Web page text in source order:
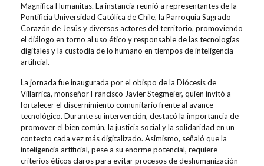
Magnifica Humanitas. La instancia reunió a representantes de la
Pontificia Universidad Católica de Chile, la Parroquia Sagrado
Corazón de Jesús y diversos actores del territorio, promoviendo
el diálogo en torno al uso ético y responsable de las tecnologías
digitales y la custodia de lo humano en tiempos de inteligencia
artificial.
La jornada fue inaugurada por el obispo de la Diócesis de
Villarrica, monseñor Francisco Javier Stegmeier, quien invitó a
fortalecer el discernimiento comunitario frente al avance
tecnológico. Durante su intervención, destacó la importancia de
promover el bien común, la justicia social y la solidaridad en un
contexto cada vez más digitalizado. Asimismo, señaló que la
inteligencia artificial, pese a su enorme potencial, requiere
criterios éticos claros para evitar procesos de deshumanización